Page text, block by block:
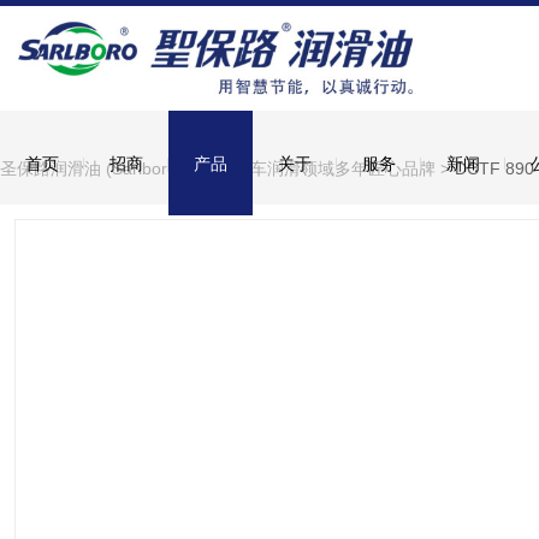
首页 招商 产品 关于 服务 新闻
圣保路润滑油 (Sarlboro)，深耕汽车润滑领域多年匠心品牌 >DCTF 890